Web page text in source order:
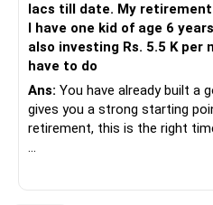
lacs till date. My
I have one kid of age 6
also investing Rs. 5.5 K per
have to do
Ans: You have already built a
gives you a strong starting
retirement, this is the right